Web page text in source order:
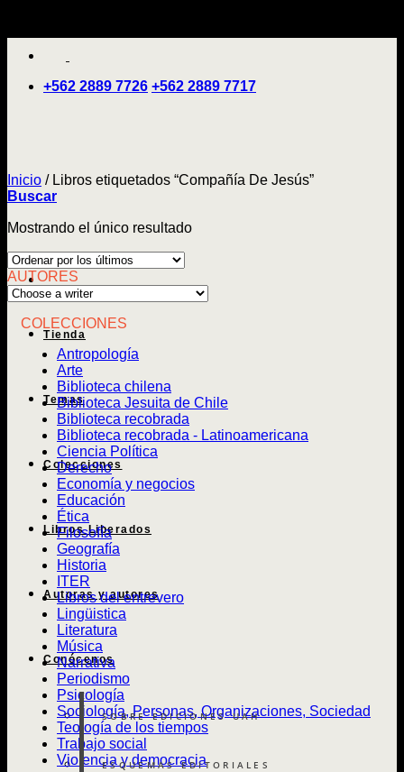
+562 2889 7726 +562 2889 7717
Tienda
Temas
Colecciones
Libros Liberados
Autoras y autores
Conócenos
SOBRE EDICIONES UAH
ESQUEMAS EDITORIALES
Inicio /Libros etiquetados “Compañía De Jesús”
Buscar
Mostrando el único resultado
AUTORES
COLECCIONES
Antropología
Arte
Biblioteca chilena
Biblioteca Jesuita de Chile
Biblioteca recobrada
Biblioteca recobrada - Latinoamericana
Ciencia Política
Derecho
Economía y negocios
Educación
Ética
Filosofía
Geografía
Historia
ITER
Libros del entrevero
Lingüistica
Literatura
Música
Narrativa
Periodismo
Psicología
Sociología, Personas, Organizaciones, Sociedad
Teología de los tiempos
Trabajo social
Violencia y democracia